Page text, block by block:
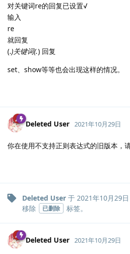
对关键词re的回复已设置√
输入
re
就回复
(.)关键词(.) 回复
set、show等等也会出现这样的情况。
Deleted User 2021年10月29日
你在使用不支持正则表达式的旧版本，
Deleted User 于 2021年10月29日
移除
已删除 标签。
Deleted User 2021年10月29日